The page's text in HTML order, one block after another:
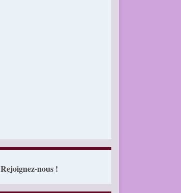
Rejoignez-nous !